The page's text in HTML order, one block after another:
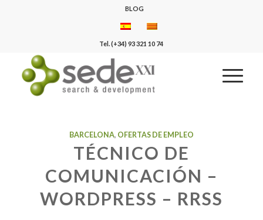
BLOG
Tel. (+34) 93 321 10 74
BARCELONA, OFERTAS DE EMPLEO
TÉCNICO DE
COMUNICACIÓN –
WORDPRESS – RRSS